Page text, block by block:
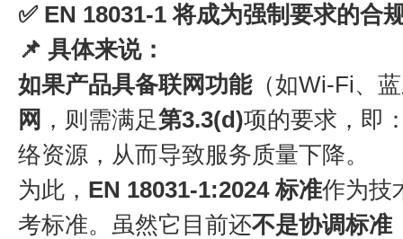
✅ EN 18031-1 将成为强制要求的合
📌 具体来说：
如果产品具备联网功能（如Wi-Fi、
网 ，则需满足第3.3(d)项的要求，即
络资源，从而导致服务质量下降。
为此， EN 18031-1:2024 标准作为技
考标准。虽然它目前还不是协调标